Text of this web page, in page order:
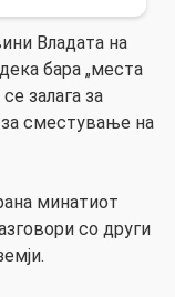
Владата на
бара „места
залага за
за сместување на
минатиот
со други